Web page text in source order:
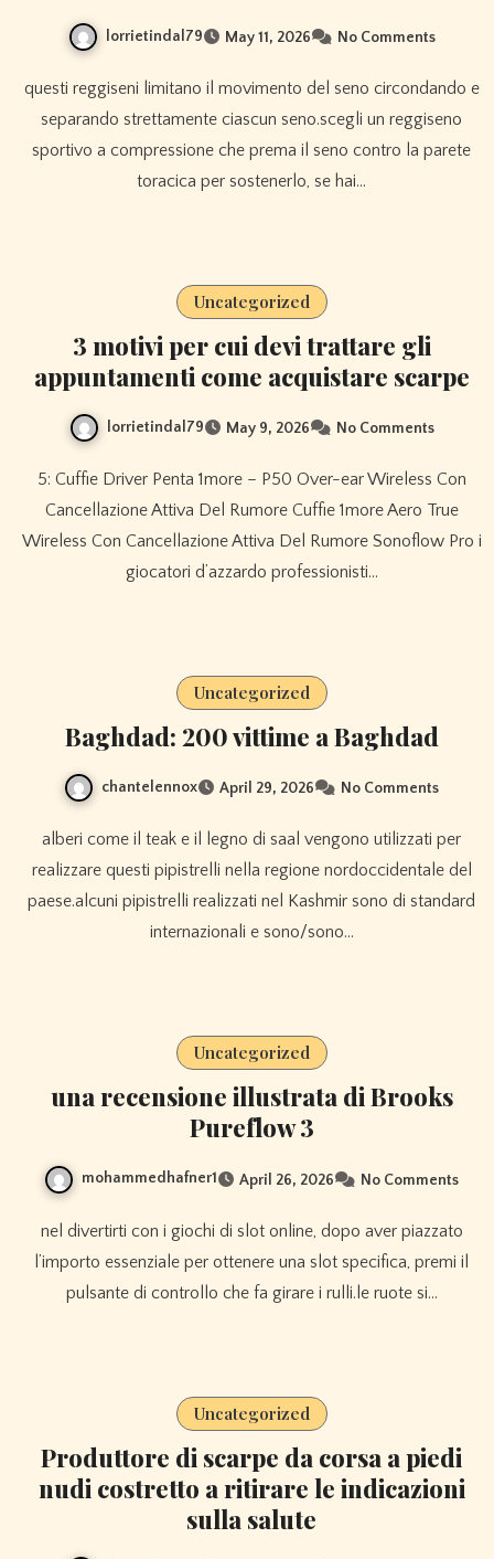
lorrietindal79 May 11, 2026 No Comments
questi reggiseni limitano il movimento del seno circondando e
separando strettamente ciascun seno.scegli un reggiseno
sportivo a compressione che prema il seno contro la parete
toracica per sostenerlo, se hai…
Uncategorized
3 motivi per cui devi trattare gli
appuntamenti come acquistare scarpe
lorrietindal79 May 9, 2026 No Comments
5: Cuffie Driver Penta 1more – P50 Over-ear Wireless Con
Cancellazione Attiva Del Rumore Cuffie 1more Aero True
Wireless Con Cancellazione Attiva Del Rumore Sonoflow Pro i
giocatori d’azzardo professionisti…
Uncategorized
Baghdad: 200 vittime a Baghdad
chantelennox April 29, 2026 No Comments
alberi come il teak e il legno di saal vengono utilizzati per
realizzare questi pipistrelli nella regione nordoccidentale del
paese.alcuni pipistrelli realizzati nel Kashmir sono di standard
internazionali e sono/sono…
Uncategorized
una recensione illustrata di Brooks
Pureflow 3
mohammedhafner1 April 26, 2026 No Comments
nel divertirti con i giochi di slot online, dopo aver piazzato
l’importo essenziale per ottenere una slot specifica, premi il
pulsante di controllo che fa girare i rulli.le ruote si…
Uncategorized
Produttore di scarpe da corsa a piedi
nudi costretto a ritirare le indicazioni
sulla salute